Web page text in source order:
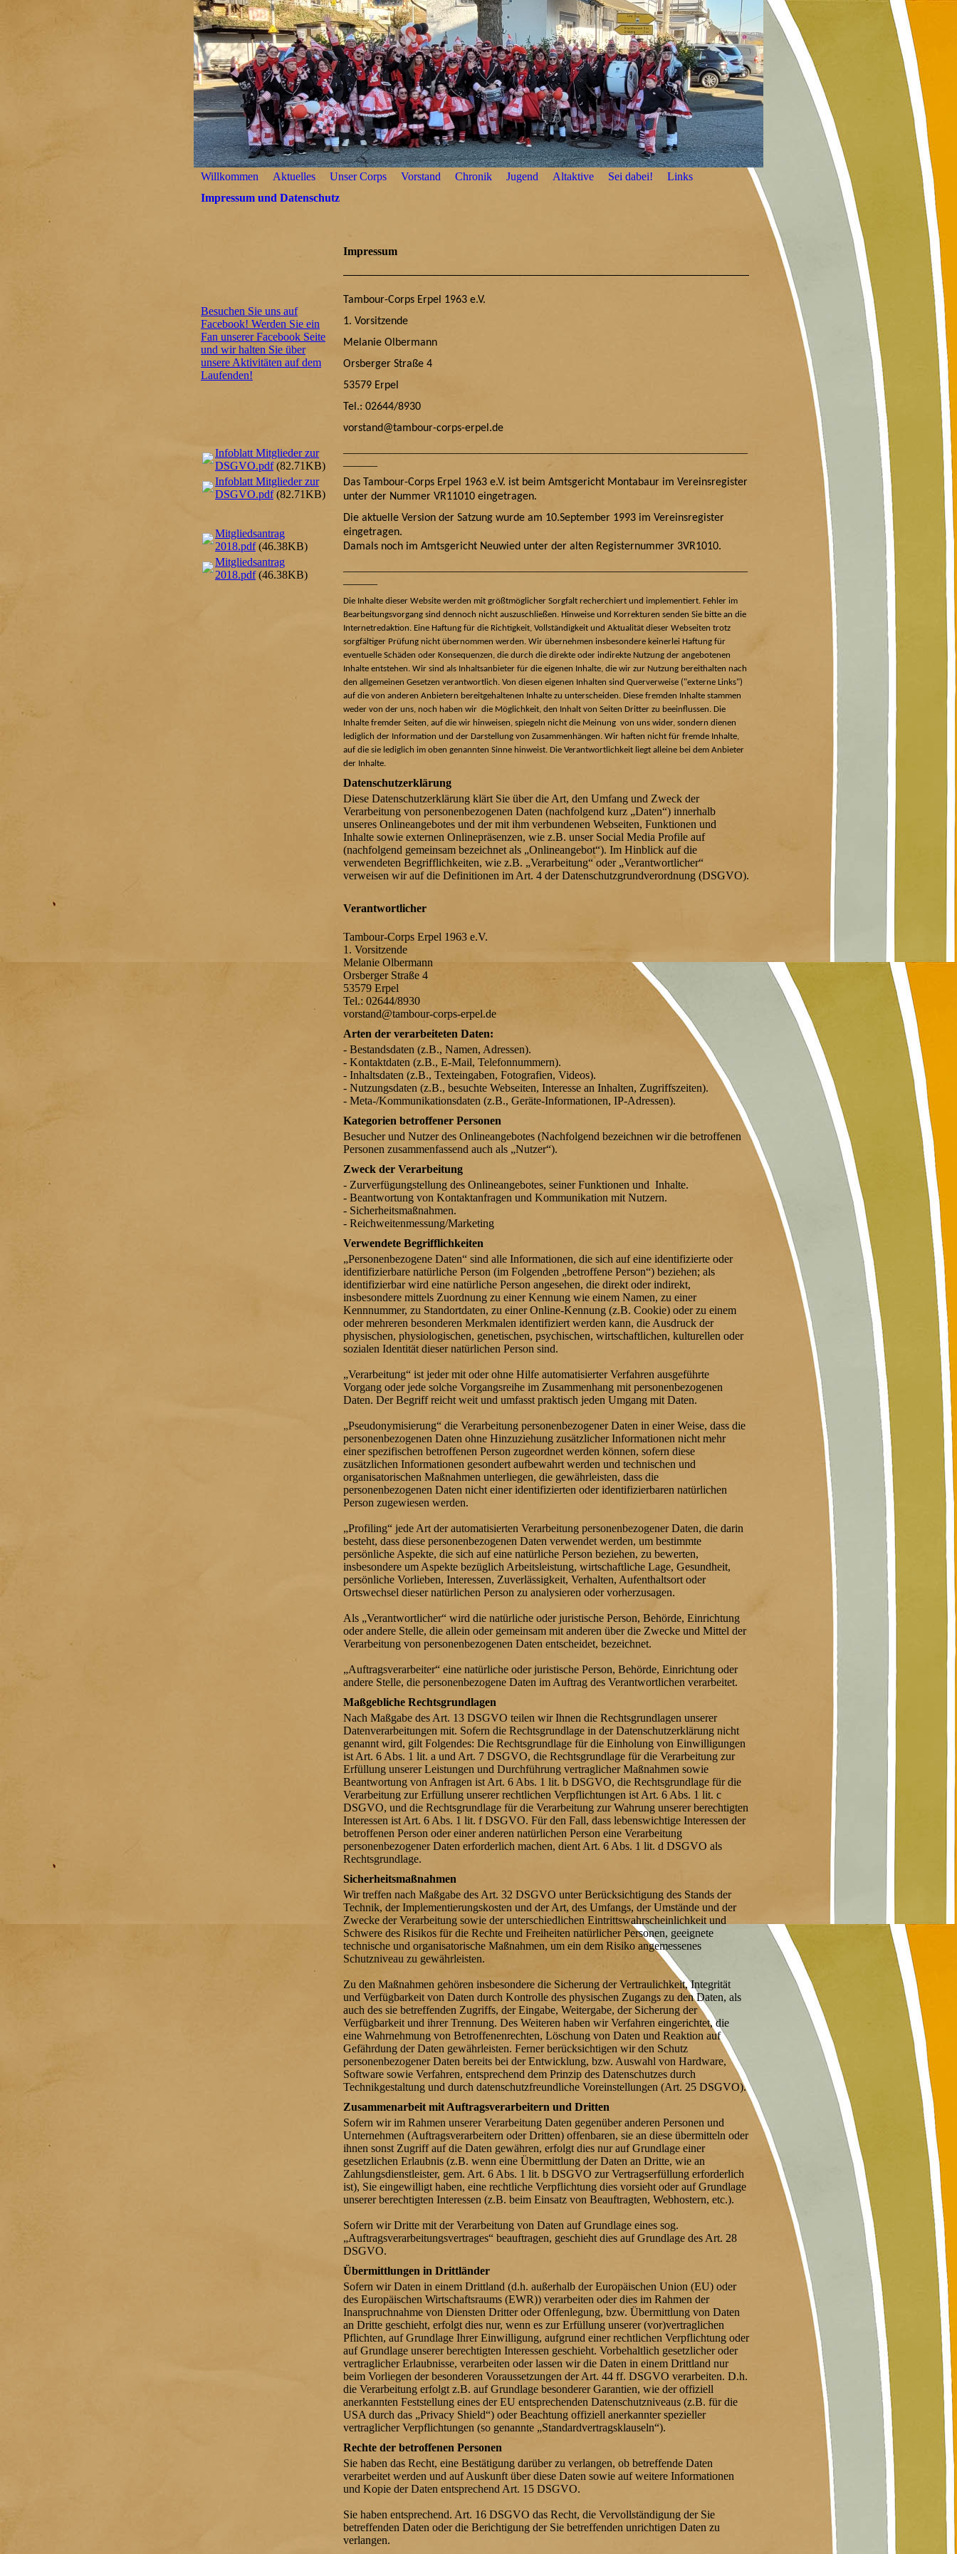
Willkommen Aktuelles Unser Corps Vorstand Chronik Jugend Altaktive Sei dabei!
Links
Impressum und Datenschutz
Besuchen Sie uns auf
Facebook! Werden Sie ein
Fan unserer Facebook Seite
und wir halten Sie über
unsere Aktivitäten auf dem
Laufenden!
Infoblatt Mitglieder zur
DSGVO.pdf(82.71KB)
Infoblatt Mitglieder zur
DSGVO.pdf(82.71KB)
Mitgliedsantrag
2018.pdf(46.38KB)
Mitgliedsantrag
2018.pdf(46.38KB)
Impressum
Tambour-Corps Erpel 1963 e.V.
1. Vorsitzende
Melanie Olbermann
Orsberger Straße 4
53579 Erpel
Tel.: 02644/8930
vorstand@tambour-corps-erpel.de
Das Tambour-Corps Erpel 1963 e.V. ist beim Amtsgericht Montabaur im Vereinsregister
unter der Nummer VR11010 eingetragen.
Die aktuelle Version der Satzung wurde am 10.September 1993 im Vereinsregister
eingetragen.
Damals noch im Amtsgericht Neuwied unter der alten Registernummer 3VR1010.
Die Inhalte dieser Website werden mit größtmöglicher Sorgfalt recherchiert und implementiert. Fehler im
Bearbeitungsvorgang sind dennoch nicht auszuschließen. Hinweise und Korrekturen senden Sie bitte an die
Internetredaktion. Eine Haftung für die Richtigkeit, Vollständigkeit und Aktualität dieser Webseiten trotz
sorgfältiger Prüfung nicht übernommen werden. Wir übernehmen insbesondere keinerlei Haftung für
eventuelle Schäden oder Konsequenzen, die durch die direkte oder indirekte Nutzung der angebotenen
Inhalte entstehen. Wir sind als Inhaltsanbieter für die eigenen Inhalte, die wir zur Nutzung bereithalten nach
den allgemeinen Gesetzen verantwortlich. Von diesen eigenen Inhalten sind Querverweise ("externe Links")
auf die von anderen Anbietern bereitgehaltenen Inhalte zu unterscheiden. Diese fremden Inhalte stammen
weder von der uns, noch haben wir die Möglichkeit, den Inhalt von Seiten Dritter zu beeinflussen. Die
Inhalte fremder Seiten, auf die wir hinweisen, spiegeln nicht die Meinung von uns wider, sondern dienen
lediglich der Information und der Darstellung von Zusammenhängen. Wir haften nicht für fremde Inhalte,
auf die sie lediglich im oben genannten Sinne hinweist. Die Verantwortlichkeit liegt alleine bei dem Anbieter
der Inhalte.
Datenschutzerklärung
Diese Datenschutzerklärung klärt Sie über die Art, den Umfang und Zweck der
Verarbeitung von personenbezogenen Daten (nachfolgend kurz „Daten“) innerhalb
unseres Onlineangebotes und der mit ihm verbundenen Webseiten, Funktionen und
Inhalte sowie externen Onlinepräsenzen, wie z.B. unser Social Media Profile auf
(nachfolgend gemeinsam bezeichnet als „Onlineangebot“). Im Hinblick auf die
verwendeten Begrifflichkeiten, wie z.B. „Verarbeitung“ oder „Verantwortlicher“
verweisen wir auf die Definitionen im Art. 4 der Datenschutzgrundverordnung (DSGVO).
Verantwortlicher
Tambour-Corps Erpel 1963 e.V.
1. Vorsitzende
Melanie Olbermann
Orsberger Straße 4
53579 Erpel
Tel.: 02644/8930
vorstand@tambour-corps-erpel.de
Arten der verarbeiteten Daten:
- Bestandsdaten (z.B., Namen, Adressen).
- Kontaktdaten (z.B., E-Mail, Telefonnummern).
- Inhaltsdaten (z.B., Texteingaben, Fotografien, Videos).
- Nutzungsdaten (z.B., besuchte Webseiten, Interesse an Inhalten, Zugriffszeiten).
- Meta-/Kommunikationsdaten (z.B., Geräte-Informationen, IP-Adressen).
Kategorien betroffener Personen
Besucher und Nutzer des Onlineangebotes (Nachfolgend bezeichnen wir die betroffenen
Personen zusammenfassend auch als „Nutzer“).
Zweck der Verarbeitung
- Zurverfügungstellung des Onlineangebotes, seiner Funktionen und Inhalte.
- Beantwortung von Kontaktanfragen und Kommunikation mit Nutzern.
- Sicherheitsmaßnahmen.
- Reichweitenmessung/Marketing
Verwendete Begrifflichkeiten
„Personenbezogene Daten“ sind alle Informationen, die sich auf eine identifizierte oder
identifizierbare natürliche Person (im Folgenden „betroffene Person“) beziehen; als
identifizierbar wird eine natürliche Person angesehen, die direkt oder indirekt,
insbesondere mittels Zuordnung zu einer Kennung wie einem Namen, zu einer
Kennnummer, zu Standortdaten, zu einer Online-Kennung (z.B. Cookie) oder zu einem
oder mehreren besonderen Merkmalen identifiziert werden kann, die Ausdruck der
physischen, physiologischen, genetischen, psychischen, wirtschaftlichen, kulturellen oder
sozialen Identität dieser natürlichen Person sind.
„Verarbeitung“ ist jeder mit oder ohne Hilfe automatisierter Verfahren ausgeführte
Vorgang oder jede solche Vorgangsreihe im Zusammenhang mit personenbezogenen
Daten. Der Begriff reicht weit und umfasst praktisch jeden Umgang mit Daten.
„Pseudonymisierung“ die Verarbeitung personenbezogener Daten in einer Weise, dass die
personenbezogenen Daten ohne Hinzuziehung zusätzlicher Informationen nicht mehr
einer spezifischen betroffenen Person zugeordnet werden können, sofern diese
zusätzlichen Informationen gesondert aufbewahrt werden und technischen und
organisatorischen Maßnahmen unterliegen, die gewährleisten, dass die
personenbezogenen Daten nicht einer identifizierten oder identifizierbaren natürlichen
Person zugewiesen werden.
„Profiling“ jede Art der automatisierten Verarbeitung personenbezogener Daten, die darin
besteht, dass diese personenbezogenen Daten verwendet werden, um bestimmte
persönliche Aspekte, die sich auf eine natürliche Person beziehen, zu bewerten,
insbesondere um Aspekte bezüglich Arbeitsleistung, wirtschaftliche Lage, Gesundheit,
persönliche Vorlieben, Interessen, Zuverlässigkeit, Verhalten, Aufenthaltsort oder
Ortswechsel dieser natürlichen Person zu analysieren oder vorherzusagen.
Als „Verantwortlicher“ wird die natürliche oder juristische Person, Behörde, Einrichtung
oder andere Stelle, die allein oder gemeinsam mit anderen über die Zwecke und Mittel der
Verarbeitung von personenbezogenen Daten entscheidet, bezeichnet.
„Auftragsverarbeiter“ eine natürliche oder juristische Person, Behörde, Einrichtung oder
andere Stelle, die personenbezogene Daten im Auftrag des Verantwortlichen verarbeitet.
Maßgebliche Rechtsgrundlagen
Nach Maßgabe des Art. 13 DSGVO teilen wir Ihnen die Rechtsgrundlagen unserer
Datenverarbeitungen mit. Sofern die Rechtsgrundlage in der Datenschutzerklärung nicht
genannt wird, gilt Folgendes: Die Rechtsgrundlage für die Einholung von Einwilligungen
ist Art. 6 Abs. 1 lit. a und Art. 7 DSGVO, die Rechtsgrundlage für die Verarbeitung zur
Erfüllung unserer Leistungen und Durchführung vertraglicher Maßnahmen sowie
Beantwortung von Anfragen ist Art. 6 Abs. 1 lit. b DSGVO, die Rechtsgrundlage für die
Verarbeitung zur Erfüllung unserer rechtlichen Verpflichtungen ist Art. 6 Abs. 1 lit. c
DSGVO, und die Rechtsgrundlage für die Verarbeitung zur Wahrung unserer berechtigten
Interessen ist Art. 6 Abs. 1 lit. f DSGVO. Für den Fall, dass lebenswichtige Interessen der
betroffenen Person oder einer anderen natürlichen Person eine Verarbeitung
personenbezogener Daten erforderlich machen, dient Art. 6 Abs. 1 lit. d DSGVO als
Rechtsgrundlage.
Sicherheitsmaßnahmen
Wir treffen nach Maßgabe des Art. 32 DSGVO unter Berücksichtigung des Stands der
Technik, der Implementierungskosten und der Art, des Umfangs, der Umstände und der
Zwecke der Verarbeitung sowie der unterschiedlichen Eintrittswahrscheinlichkeit und
Schwere des Risikos für die Rechte und Freiheiten natürlicher Personen, geeignete
technische und organisatorische Maßnahmen, um ein dem Risiko angemessenes
Schutzniveau zu gewährleisten.
Zu den Maßnahmen gehören insbesondere die Sicherung der Vertraulichkeit, Integrität
und Verfügbarkeit von Daten durch Kontrolle des physischen Zugangs zu den Daten, als
auch des sie betreffenden Zugriffs, der Eingabe, Weitergabe, der Sicherung der
Verfügbarkeit und ihrer Trennung. Des Weiteren haben wir Verfahren eingerichtet, die
eine Wahrnehmung von Betroffenenrechten, Löschung von Daten und Reaktion auf
Gefährdung der Daten gewährleisten. Ferner berücksichtigen wir den Schutz
personenbezogener Daten bereits bei der Entwicklung, bzw. Auswahl von Hardware,
Software sowie Verfahren, entsprechend dem Prinzip des Datenschutzes durch
Technikgestaltung und durch datenschutzfreundliche Voreinstellungen (Art. 25 DSGVO).
Zusammenarbeit mit Auftragsverarbeitern und Dritten
Sofern wir im Rahmen unserer Verarbeitung Daten gegenüber anderen Personen und
Unternehmen (Auftragsverarbeitern oder Dritten) offenbaren, sie an diese übermitteln oder
ihnen sonst Zugriff auf die Daten gewähren, erfolgt dies nur auf Grundlage einer
gesetzlichen Erlaubnis (z.B. wenn eine Übermittlung der Daten an Dritte, wie an
Zahlungsdienstleister, gem. Art. 6 Abs. 1 lit. b DSGVO zur Vertragserfüllung erforderlich
ist), Sie eingewilligt haben, eine rechtliche Verpflichtung dies vorsieht oder auf Grundlage
unserer berechtigten Interessen (z.B. beim Einsatz von Beauftragten, Webhostern, etc.).
Sofern wir Dritte mit der Verarbeitung von Daten auf Grundlage eines sog.
„Auftragsverarbeitungsvertrages“ beauftragen, geschieht dies auf Grundlage des Art. 28
DSGVO.
Übermittlungen in Drittländer
Sofern wir Daten in einem Drittland (d.h. außerhalb der Europäischen Union (EU) oder
des Europäischen Wirtschaftsraums (EWR)) verarbeiten oder dies im Rahmen der
Inanspruchnahme von Diensten Dritter oder Offenlegung, bzw. Übermittlung von Daten
an Dritte geschieht, erfolgt dies nur, wenn es zur Erfüllung unserer (vor)vertraglichen
Pflichten, auf Grundlage Ihrer Einwilligung, aufgrund einer rechtlichen Verpflichtung oder
auf Grundlage unserer berechtigten Interessen geschieht. Vorbehaltlich gesetzlicher oder
vertraglicher Erlaubnisse, verarbeiten oder lassen wir die Daten in einem Drittland nur
beim Vorliegen der besonderen Voraussetzungen der Art. 44 ff. DSGVO verarbeiten. D.h.
die Verarbeitung erfolgt z.B. auf Grundlage besonderer Garantien, wie der offiziell
anerkannten Feststellung eines der EU entsprechenden Datenschutzniveaus (z.B. für die
USA durch das „Privacy Shield“) oder Beachtung offiziell anerkannter spezieller
vertraglicher Verpflichtungen (so genannte „Standardvertragsklauseln“).
Rechte der betroffenen Personen
Sie haben das Recht, eine Bestätigung darüber zu verlangen, ob betreffende Daten
verarbeitet werden und auf Auskunft über diese Daten sowie auf weitere Informationen
und Kopie der Daten entsprechend Art. 15 DSGVO.
Sie haben entsprechend. Art. 16 DSGVO das Recht, die Vervollständigung der Sie
betreffenden Daten oder die Berichtigung der Sie betreffenden unrichtigen Daten zu
verlangen.